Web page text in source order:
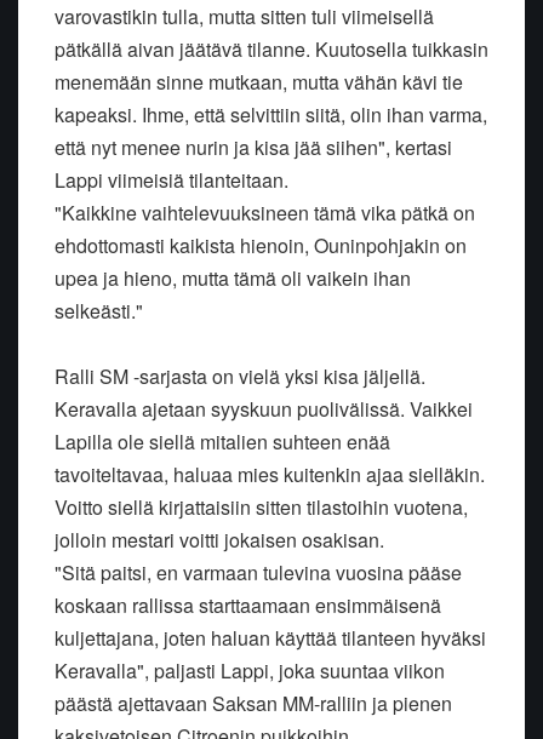
varovastikin tulla, mutta sitten tuli viimeisellä
pätkällä aivan jäätävä tilanne. Kuutosella tuikkasin
menemään sinne mutkaan, mutta vähän kävi tie
kapeaksi. Ihme, että selvittiin siitä, olin ihan varma,
että nyt menee nurin ja kisa jää siihen", kertasi
Lappi viimeisiä tilanteitaan.
"Kaikkine vaihtelevuuksineen tämä vika pätkä on
ehdottomasti kaikista hienoin, Ouninpohjakin on
upea ja hieno, mutta tämä oli vaikein ihan
selkeästi."
Ralli SM -sarjasta on vielä yksi kisa jäljellä.
Keravalla ajetaan syyskuun puolivälissä. Vaikkei
Lapilla ole siellä mitalien suhteen enää
tavoiteltavaa, haluaa mies kuitenkin ajaa sielläkin.
Voitto siellä kirjattaisiin sitten tilastoihin vuotena,
jolloin mestari voitti jokaisen osakisan.
"Sitä paitsi, en varmaan tulevina vuosina pääse
koskaan rallissa starttaamaan ensimmäisenä
kuljettajana, joten haluan käyttää tilanteen hyväksi
Keravalla", paljasti Lappi, joka suuntaa viikon
päästä ajettavaan Saksan MM-ralliin ja pienen